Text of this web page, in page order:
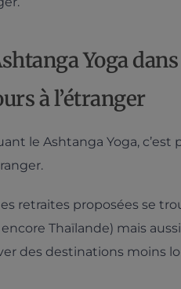
Yoga dans
à l’étranger
le Ashtanga Yoga, c’est
retraites proposées se
Thaïlande) mais
des destinations moins